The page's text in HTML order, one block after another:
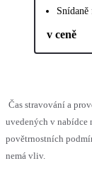
v ceně
Čas stravování a
uvedených v nabídce
povětrnostních
nemá vliv.